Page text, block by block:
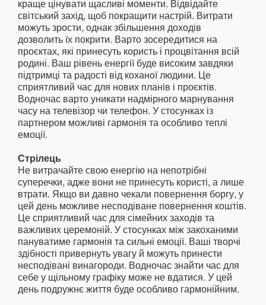
краще цінувати щасливі моменти. Відвідайте
світський захід, щоб покращити настрій. Витрати
можуть зрости, однак збільшення доходів
дозволить їх покрити. Варто зосередитися на
проєктах, які принесуть користь і процвітання всій
родині. Ваш рівень енергії буде високим завдяки
підтримці та радості від коханої людини. Це
сприятливий час для нових планів і проєктів.
Водночас варто уникати надмірного марнування
часу на телевізор чи телефон. У стосунках із
партнером можливі гармонія та особливо теплі
емоції.
Стрілець
Не витрачайте свою енергію на непотрібні
суперечки, адже вони не принесуть користі, а лише
втрати. Якщо ви давно чекали повернення боргу, у
цей день можливе несподіване повернення коштів.
Це сприятливий час для сімейних заходів та
важливих церемоній. У стосунках між закоханими
пануватиме гармонія та сильні емоції. Ваші творчі
здібності привернуть увагу й можуть принести
несподівані винагороди. Водночас знайти час для
себе у щільному графіку може не вдатися. У цей
день подружнє життя буде особливо гармонійним.